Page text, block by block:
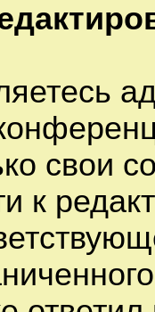
свои
к